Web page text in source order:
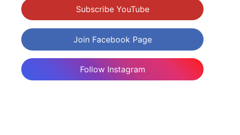
Subscribe YouTube
Join Facebook Page
Follow Instagram